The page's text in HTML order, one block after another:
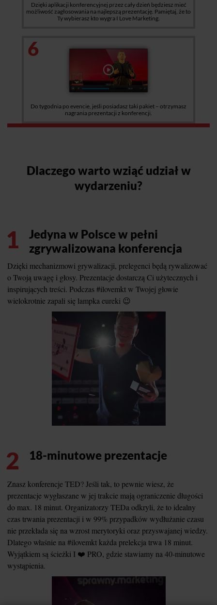
Dzięki aplikacji konferencyjnej przez cały dzień będziesz mieć
możliwość zagłosowania na najlepszą prezentację. Pamiętaj, że to
Ty wybierasz kto wygra I Love Marketing.
6
Do tygodnia po evencie, jeśli posiadasz taki pakiet – otrzymasz
nagrania prezentacji z konferencji.
Dlaczego warto wziąć udział w
wydarzeniu?
1
Jedyna w Polsce w pełni
zgrywalizowana konferencja
Dzięki mechanizmowi grywalizacji, prelegenci będą rywalizować
o Twoją uwagę i głosy. Prezentacje dostarczą Ci użytecznych i
inspirujących treści. Podczas #ilovemkt w Twojej głowie
wielokrotnie zapali się lampka eureki 😉
2 18-minutowe prezentacje
Znasz konferencje TED? Jeśli tak, to pewnie wiesz, że
prezentacje wygłaszane w jej trakcie mają ograniczenie długości
do max. 18 minut. Organizatorzy TEDa odkryli, że to idealny
czas trwania prezentacji i w 99% przypadków wydłużanie czasu
nie przekłada się na wzrost merytoryki oraz przyswajanej wiedzy.
Dlatego właśnie na #ilovemkt każda prelekcja trwa 18 minut.
Wyjątkiem są ścieżki I ❤️ PRO, gdzie stawiamy na 40-minutowe
wystąpienia.